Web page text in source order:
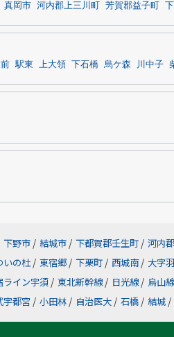
真岡市 河内郡上三川町 芳賀郡益子町
駅東 上大領 下石橋 烏ケ森 川中子
下野市 / 結城市 / 下都賀郡壬生町 / 河内
いの杜 / 東宿郷 / 下栗町 / 西城南 / 大字
ライン宇須 / 東北新幹線 / 日光線 / 烏山線
宇都宮 / 小田林 / 自治医大 / 石橋 / 結城 /